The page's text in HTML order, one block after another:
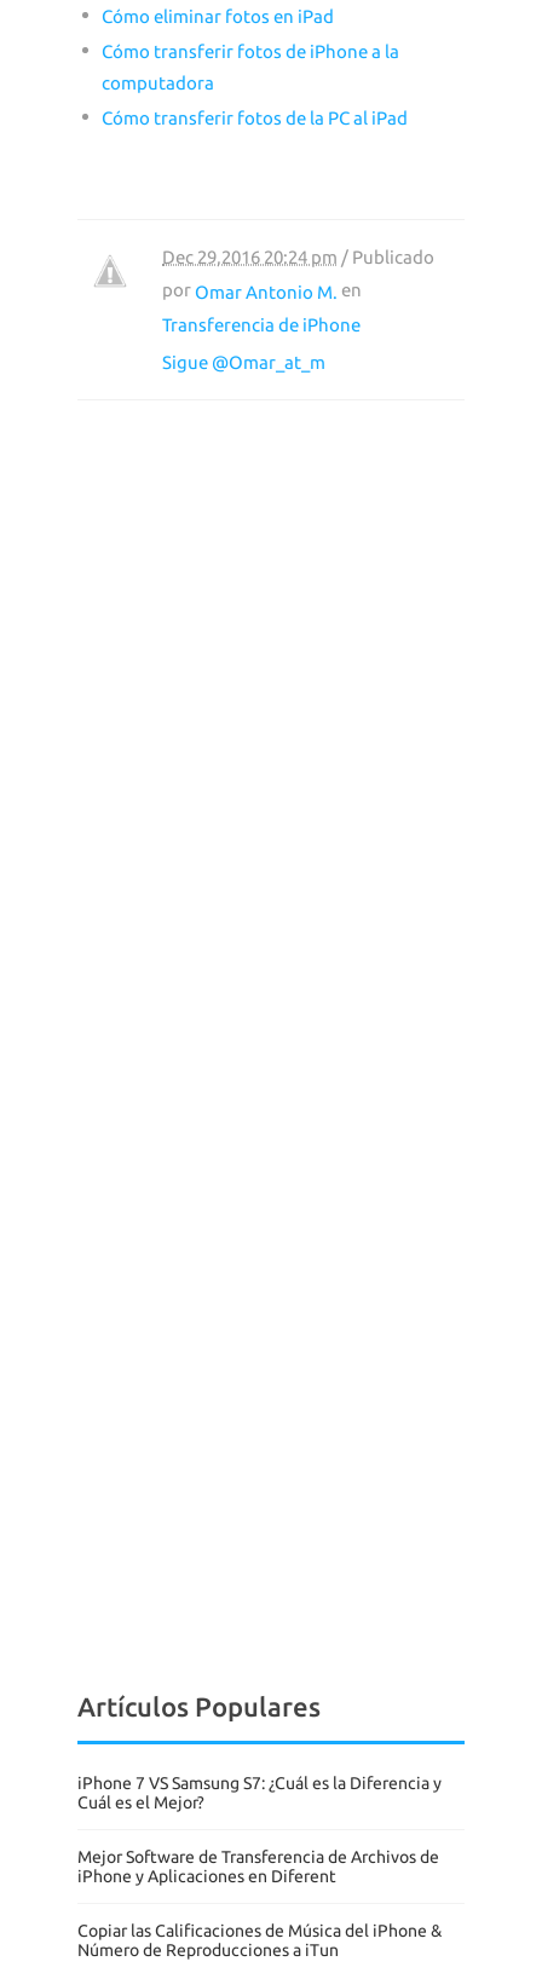
Cómo eliminar fotos en iPad
Cómo transferir fotos de iPhone a la
computadora
Cómo transferir fotos de la PC al iPad
Dec 29,2016 20:24 pm / Publicado
por Omar Antonio M. en
Transferencia de iPhone
Sigue @Omar_at_m
Artículos Populares
iPhone 7 VS Samsung S7: ¿Cuál es la Diferencia y
Cuál es el Mejor?
Mejor Software de Transferencia de Archivos de
iPhone y Aplicaciones en Diferent
Copiar las Calificaciones de Música del iPhone &
Número de Reproducciones a iTun